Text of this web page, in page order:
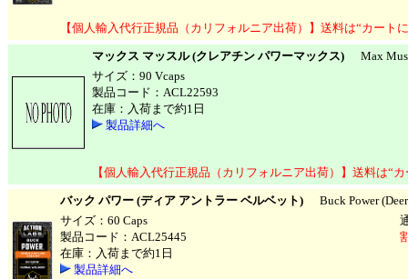
【個人輸入代行正規品（カリフォルニア出荷）】送料は“カート
マックス マッスル (クレアチン パワーマックス) Max
サイズ：90 Vcaps
製品コード：ACL22593
在庫：入荷まで約1日
製品詳細へ
【個人輸入代行正規品（カリフォルニア出荷）】送料は“
バック パワー (ディア アントラー ベルベット) Buck Power
サイズ：60 Caps
製品コード：ACL25445
在庫：入荷まで約1日
製品詳細へ